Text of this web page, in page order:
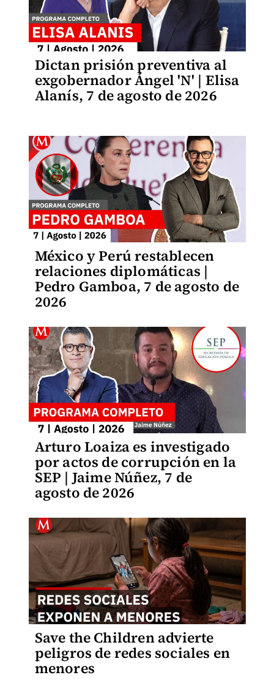
Dictan prisión preventiva al
exgobernador Ángel 'N' | Elisa
Alanís, 7 de agosto de 2026
México y Perú restablecen
relaciones diplomáticas |
Pedro Gamboa, 7 de agosto de
2026
Arturo Loaiza es investigado
por actos de corrupción en la
SEP | Jaime Núñez, 7 de
agosto de 2026
Save the Children advierte
peligros de redes sociales en
menores